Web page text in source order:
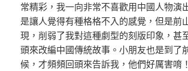
常精彩，我一向非常不喜歡用中國人物演
是讓人覺得有種格格不入的感覺，但是前
現，削弱了我對這種劇型的刻版印象，甚
頭來改編中國傳統故事。小朋友也是到了
候，才頻頻回頭來告訴我，他們好厲害唷